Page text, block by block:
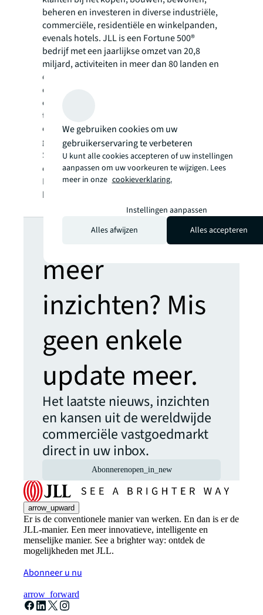
beheren en investeren in diverse industriële,
commerciële, residentiële en winkelpanden,
evenals hotels. JLL is een Fortune 500®
bedrijf met een jaarlijkse omzet van 20,8
miljard, activiteiten in meer dan 80 landen en
een wereldwijd personeelsbestand van meer
dan 106.000 medewerkers. Gedreven door
ons doel om de toekomst van vastgoed vorm
te geven voor een betere wereld, helpen we
onze klanten, medewerkers en
gemeenschappen een betere weg te kiezen,
SEE A BRIGHTER WAYSM. JLL is de merknaam
en een geregistreerd merk van Jones Lang
LaSalle Incorporated. Voor meer informatie
kijk op onze website
Op zoek naar
meer
inzichten? Mis
geen enkele
update meer.
Het laatste nieuws, inzichten
en kansen uit de wereldwijde
commerciële vastgoedmarkt
direct in uw inbox.
Abonnerenopen_in_new
arrow_upward
Er is de conventionele manier van werken. En dan is er de
JLL-manier. Een meer innovatieve, intelligente en
menselijke manier. See a brighter way: ontdek de
mogelijkheden met JLL.
Abonneer u nu
arrow_forward
We gebruiken cookies om uw
gebruikerservaring te verbeteren
U kunt alle cookies accepteren of uw instellingen
aanpassen om uw voorkeuren te wijzigen. Lees
meer in onze cookieverklaring.
Instellingen aanpassen
Alles afwijzen
Alles accepteren